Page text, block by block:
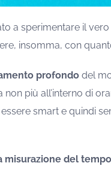
a sperimentare il
insomma, con
profondodel
più all’interno di
smart e quindi
misurazione del